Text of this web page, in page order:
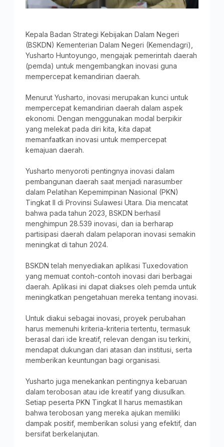
Kepala Badan Strategi Kebijakan Dalam Negeri
(BSKDN) Kementerian Dalam Negeri (Kemendagri),
Yusharto Huntoyungo, mengajak pemerintah daerah
(pemda) untuk mengembangkan inovasi guna
mempercepat kemandirian daerah.
Menurut Yusharto, inovasi merupakan kunci untuk
mempercepat kemandirian daerah dalam aspek
ekonomi. Dengan menggunakan modal berpikir
yang melekat pada diri kita, kita dapat
memanfaatkan inovasi untuk mempercepat
kemajuan daerah.
Yusharto menyoroti pentingnya inovasi dalam
pembangunan daerah saat menjadi narasumber
dalam Pelatihan Kepemimpinan Nasional (PKN)
Tingkat II di Provinsi Sulawesi Utara. Dia mencatat
bahwa pada tahun 2023, BSKDN berhasil
menghimpun 28.539 inovasi, dan ia berharap
partisipasi daerah dalam pelaporan inovasi semakin
meningkat di tahun 2024.
BSKDN telah menyediakan aplikasi Tuxedovation
yang memuat contoh-contoh inovasi dari berbagai
daerah. Aplikasi ini dapat diakses oleh pemda untuk
meningkatkan pengetahuan mereka tentang inovasi.
Untuk diakui sebagai inovasi, proyek perubahan
harus memenuhi kriteria-kriteria tertentu, termasuk
berasal dari ide kreatif, relevan dengan isu terkini,
mendapat dukungan dari atasan dan institusi, serta
memberikan keuntungan bagi organisasi.
Yusharto juga menekankan pentingnya kebaruan
dalam terobosan atau ide kreatif yang diusulkan.
Setiap peserta PKN Tingkat II harus memastikan
bahwa terobosan yang mereka ajukan memiliki
dampak positif, memberikan solusi yang efektif, dan
bersifat berkelanjutan.